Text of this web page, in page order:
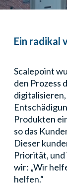
Ein radikal
Scalepoint
den Prozess
Produkten
so das
Dieser
Priorität, und
wir: „Wir
helfen.“